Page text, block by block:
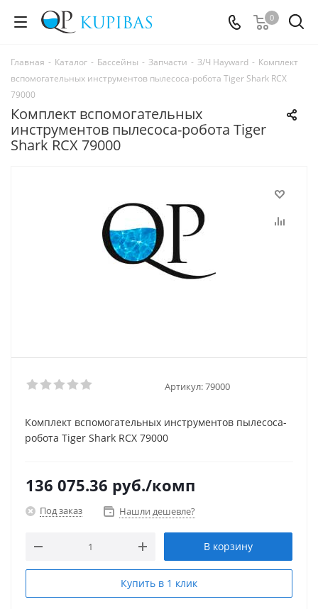
0
Главная - Каталог - Бассейны - Запчасти - З/Ч Hayward - Комплект
вспомогательных инструментов пылесоса-робота Tiger Shark RCX
79000
Комплект вспомогательных
инструментов пылесоса-робота Tiger
Shark RCX 79000
Артикул:79000
Комплект вспомогательных инструментов пылесоса-
робота Tiger Shark RCX 79000
136 075.36 руб./комп
Под заказ Нашли дешевле?
В корзину
Купить в 1 клик